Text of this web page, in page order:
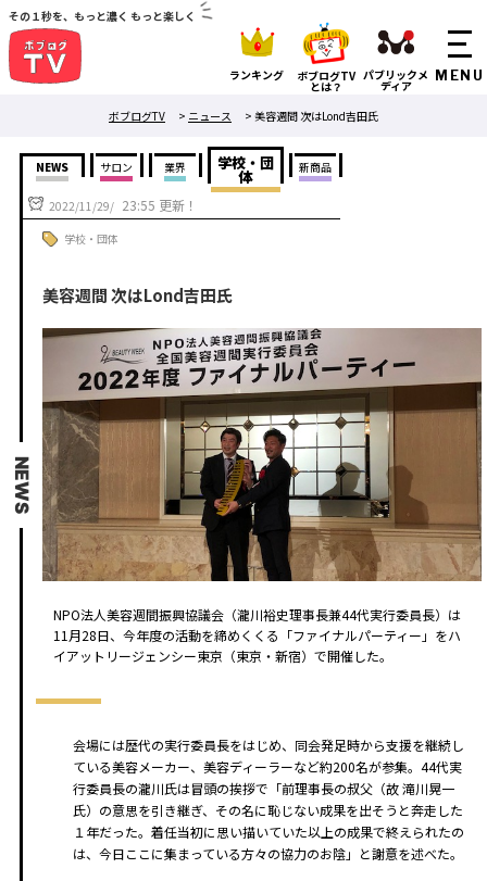
その１秒を、もっと濃く もっと楽しく
ランキング ボブログTV
とは？
パブリックメ
ディア
ボブログTV
> ニュース > 美容週間 次はLond吉田氏
NEWS
2022/11/29/ 23:55 更新！
NEWS サロン 業界 学校・団
体 新商品
学校・団体
美容週間 次はLond吉田氏
NPO法人美容週間振興協議会（瀧川裕史理事長兼44代実行委員長）は
11月28日、今年度の活動を締めくくる「ファイナルパーティー」をハ
イアットリージェンシー東京（東京・新宿）で開催した。
会場には歴代の実行委員長をはじめ、同会発足時から支援を継続し
ている美容メーカー、美容ディーラーなど約200名が参集。44代実
行委員長の瀧川氏は冒頭の挨拶で「前理事長の叔父（故 滝川晃一
氏）の意思を引き継ぎ、その名に恥じない成果を出そうと奔走した
１年だった。着任当初に思い描いていた以上の成果で終えられたの
は、今日ここに集まっている方々の協力のお陰」と謝意を述べた。